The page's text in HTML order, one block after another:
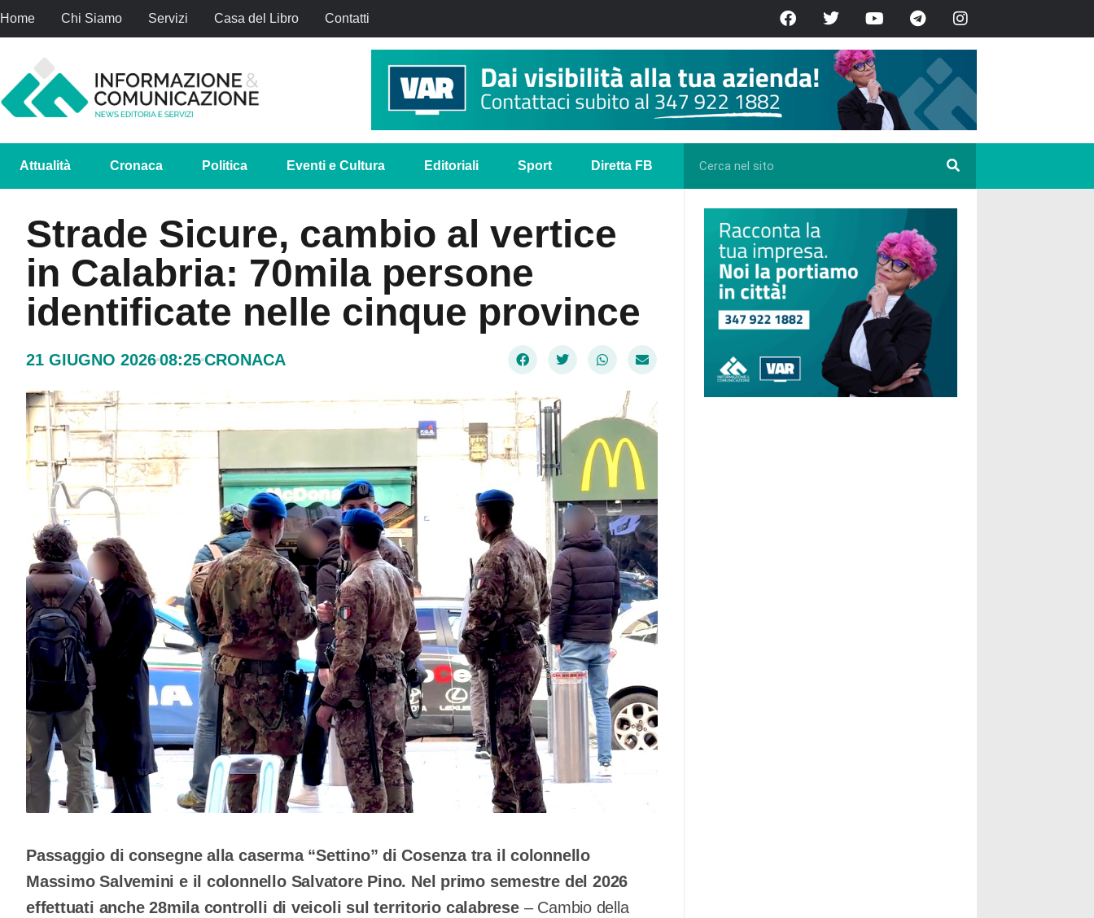
Home Chi Siamo Servizi Casa del Libro Contatti
Attualità Cronaca Politica Eventi e Cultura Editoriali Sport Diretta FB
Strade Sicure, cambio al vertice
in Calabria: 70mila persone
identificate nelle cinque province
21 GIUGNO 202608:25CRONACA
Passaggio di consegne alla caserma “Settino” di Cosenza tra il colonnello
Massimo Salvemini e il colonnello Salvatore Pino. Nel primo semestre del 2026
effettuati anche 28mila controlli di veicoli sul territorio calabrese – Cambio della